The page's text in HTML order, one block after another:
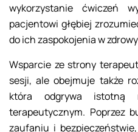
wykorzystanie ćwiczeń
pacjentowi głębiej
do ich zaspokojenia w
Wsparcie ze strony
sesji, ale obejmuje także
która odgrywa istotną
terapeutycznym. Poprzez
zaufaniu i